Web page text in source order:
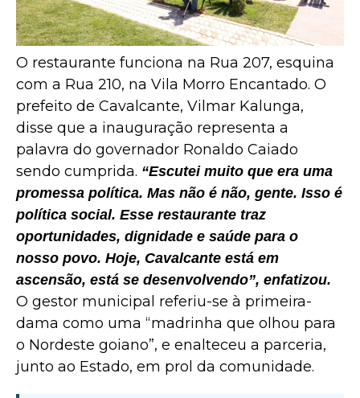
O restaurante funciona na Rua 207, esquina
com a Rua 210, na Vila Morro Encantado. O
prefeito de Cavalcante, Vilmar Kalunga,
disse que a inauguração representa a
palavra do governador Ronaldo Caiado
sendo cumprida. “Escutei muito que era uma
promessa política. Mas não é não, gente. Isso é
política social. Esse restaurante traz
oportunidades, dignidade e saúde para o
nosso povo. Hoje, Cavalcante está em
ascensão, está se desenvolvendo”, enfatizou.
O gestor municipal referiu-se à primeira-
dama como uma “madrinha que olhou para
o Nordeste goiano”, e enalteceu a parceria,
junto ao Estado, em prol da comunidade.